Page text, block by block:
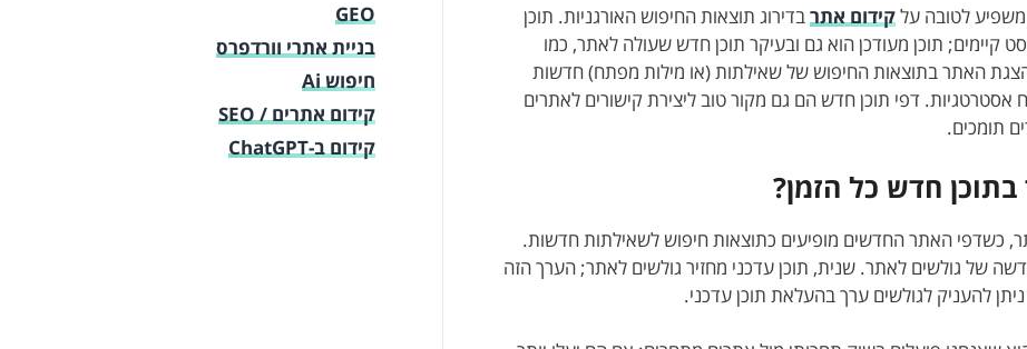
משפיע לטובה עלקידום אתרבדירוג תוצאות החיפוש האורגניות. תוכן
קיימים; תוכן מעודכן הוא גם ובעיקר תוכן חדש שעולה לאתר, כמו
האתר בתוצאות החיפוש של שאילתות (או מילות מפתח) חדשות
אסטרטגיות. דפי תוכן חדש הם גם מקור טוב ליצירת קישורים לאתרים
תומכים.
חדש כל הזמן?
כשדפי האתר החדשים מופיעים כתוצאות חיפוש לשאילתות חדשות.
של גולשים לאתר. שנית, תוכן עדכני מחזיר גולשים לאתר; הערך הזה
להעניק לגולשים ערך בהעלאת תוכן עדכני.
GEO
בניית אתרי וורדפרס
חיפוש Ai
קידום אתרים / SEO
קידום ב-ChatGPT